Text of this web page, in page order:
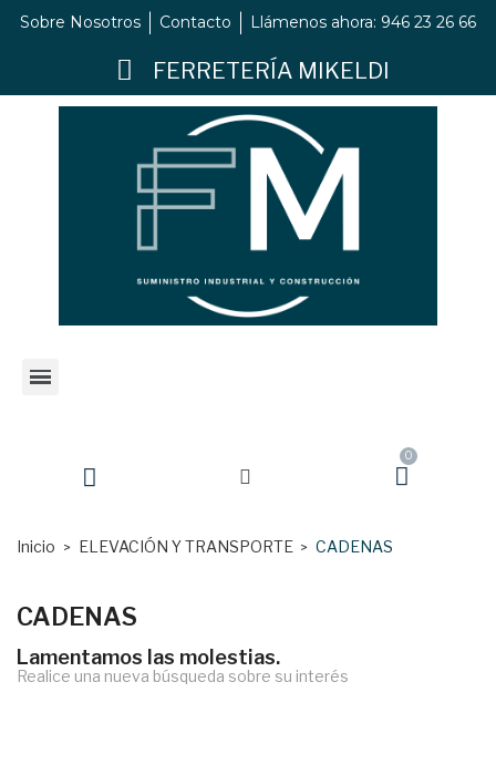
Sobre Nosotros Contacto Llámenos ahora: 946 23 26 66
FERRETERÍA MIKELDI
Inicio ELEVACIÓN Y TRANSPORTE CADENAS
CADENAS
Lamentamos las molestias.
Realice una nueva búsqueda sobre su interés